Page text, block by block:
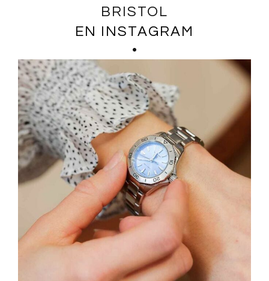
BRISTOL
EN INSTAGRAM